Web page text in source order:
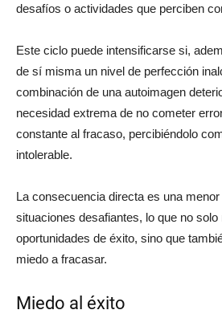
desafíos o actividades que perciben
Este ciclo puede intensificarse si,
de sí misma un nivel de perfección
combinación de una autoimagen
necesidad extrema de no cometer
constante al fracaso, percibiéndolo
intolerable.
La consecuencia directa es una
situaciones desafiantes, lo que no solo
oportunidades de éxito, sino que
miedo a fracasar.
Miedo al éxito